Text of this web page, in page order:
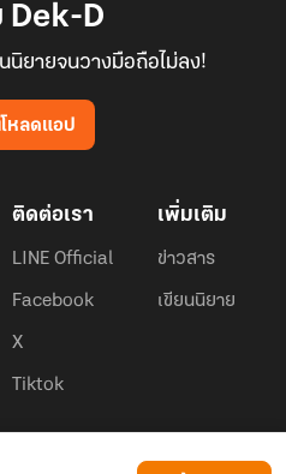
Dek-D
ยายจนวางมือถือไม่ลง!
หลดแอป
ติดต่อเรา
LINE Official
Facebook
X
Tiktok
เพิ่มเติม
ข่าวสาร
เขียนนิยาย